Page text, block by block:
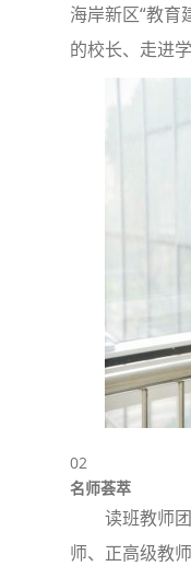
海岸新区“教育
的校长、走进
02
名师荟萃
读班教师
师、正高级教